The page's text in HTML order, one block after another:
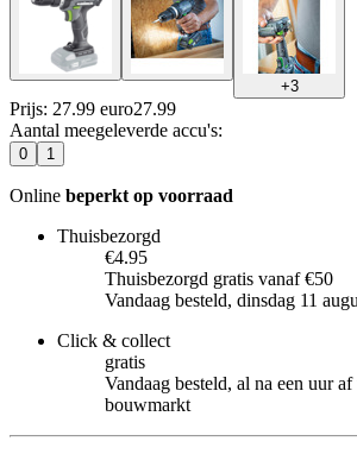
+3
Prijs: 27.99 euro27.99
Aantal meegeleverde accu's:
0 1
Online beperkt op voorraad
Thuisbezorgd
€4.95
Thuisbezorgd gratis vanaf €50
Vandaag besteld, dinsdag 11
Click & collect
gratis
Vandaag besteld, al na een uur
bouwmarkt